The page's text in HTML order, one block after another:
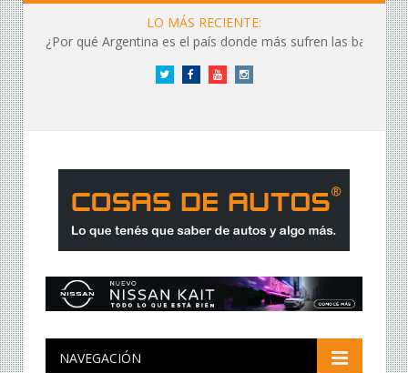
LO MÁS RECIENTE:
¿Por qué Argentina es el país donde más sufren las baterías?
Twitter FacebookYouTubeInstagram
NAVEGACIÓN